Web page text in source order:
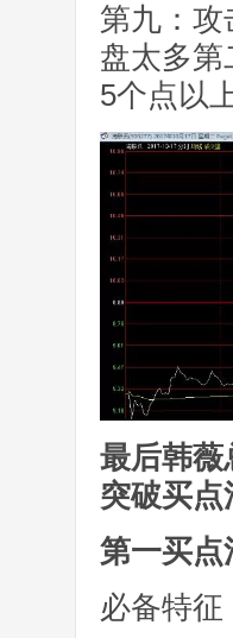
第九：
盘太多
5个点以
最后韩薇
突破买
第一买点
必备特征